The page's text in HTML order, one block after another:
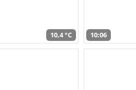
10,4 °C 10:06